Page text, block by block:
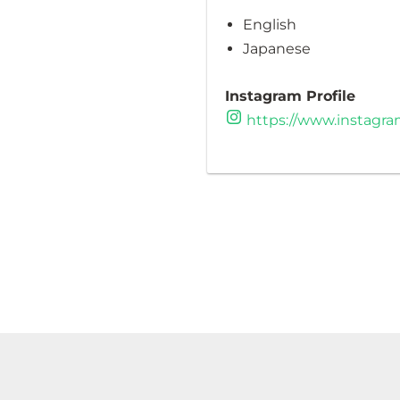
English
Japanese
Instagram Profile
https://